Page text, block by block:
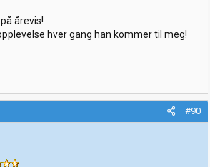
årevis!
hver gang han kommer til meg!
#90